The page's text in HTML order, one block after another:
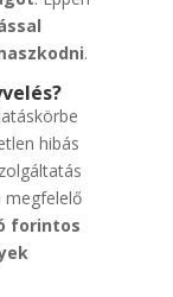
.
hibás
megfelelő
forintos